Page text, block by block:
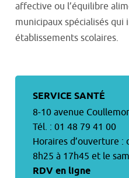
affective ou l’équilibre
municipaux spécialisés
établissements scolaires.
SERVICE SANTÉ
8-10 avenue
Tél. : 01 48 79 41 00
Horaires d’ouverture :
8h25 à 17h45 et le
RDV en ligne